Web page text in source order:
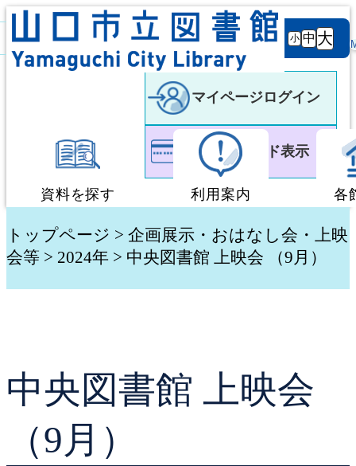
背景
白 黒
文字サ
イズ
小 中 大
マイページログイン
利用者カード表示
資料を探す
蔵書検索・予約
貸出ランキング
予約ランキング
利用案内
図書館利用案内
学校図書館支援サー
各
トップページ > 企画展示・おはなし会・上映
会等 > 2024年 > 中央図書館 上映会 （9月）
中央図書館 上映会
（9月）